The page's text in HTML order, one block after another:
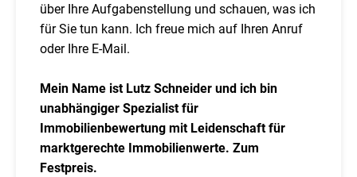
über Ihre Aufgabenstellung und schauen, was ich
für Sie tun kann. Ich freue mich auf Ihren Anruf
oder Ihre E-Mail.
Mein Name ist Lutz Schneider und ich bin
unabhängiger Spezialist für
Immobilienbewertung mit Leidenschaft für
marktgerechte Immobilienwerte. Zum
Festpreis.